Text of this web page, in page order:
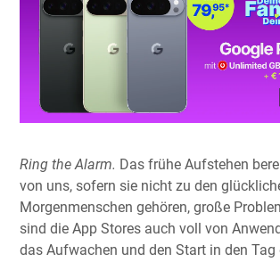
Ring the Alarm. Das frühe Aufstehen
von uns, sofern sie nicht zu den
Morgenmenschen gehören, große
sind die App Stores auch voll von
das Aufwachen und den Start in den Tag